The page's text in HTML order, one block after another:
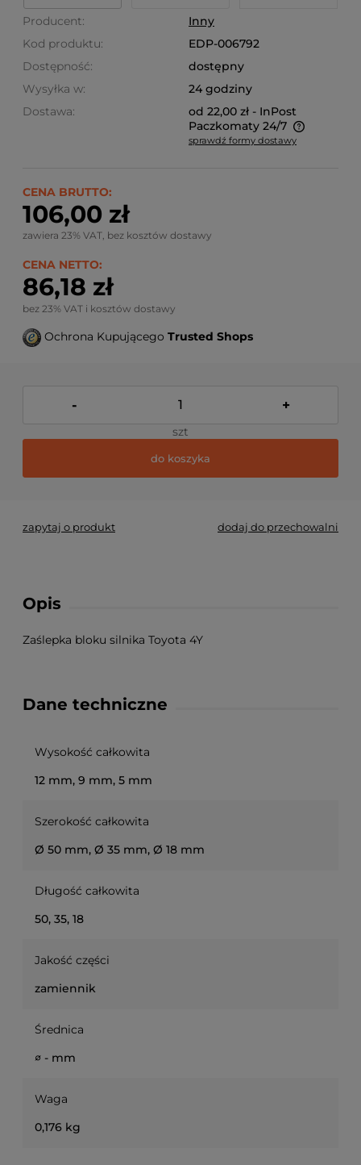
Producent:
Inny
Kod produktu:
EDP-006792
Dostępność:
dostępny
Wysyłka w:
24 godziny
Dostawa:
od 22,00 zł - InPost
Paczkomaty 24/7
Ze względu na niestandardowe wymiary produktu,
sprawdź formy dostawy
CENA BRUTTO:
106,00 zł
zawiera 23% VAT, bez kosztów dostawy
CENA NETTO:
86,18 zł
bez 23% VAT i kosztów dostawy
Ochrona Kupującego Trusted Shops
- +
szt
do koszyka
zapytaj o produkt dodaj do przechowalni
Opis
Zaślepka bloku silnika Toyota 4Y
Dane techniczne
Wysokość całkowita
12 mm, 9 mm, 5 mm
Szerokość całkowita
Ø 50 mm, Ø 35 mm, Ø 18 mm
Długość całkowita
50, 35, 18
Jakość części
zamiennik
Średnica
∅ - mm
Waga
0,176 kg